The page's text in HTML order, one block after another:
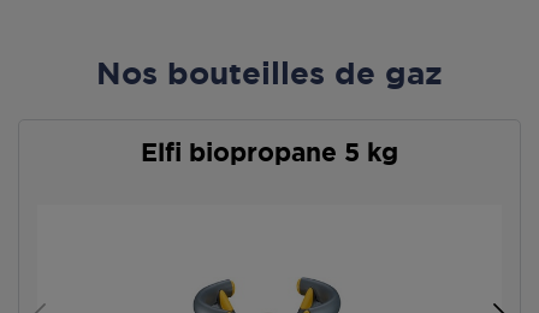
Nos bouteilles de gaz
Elfi biopropane 5 kg